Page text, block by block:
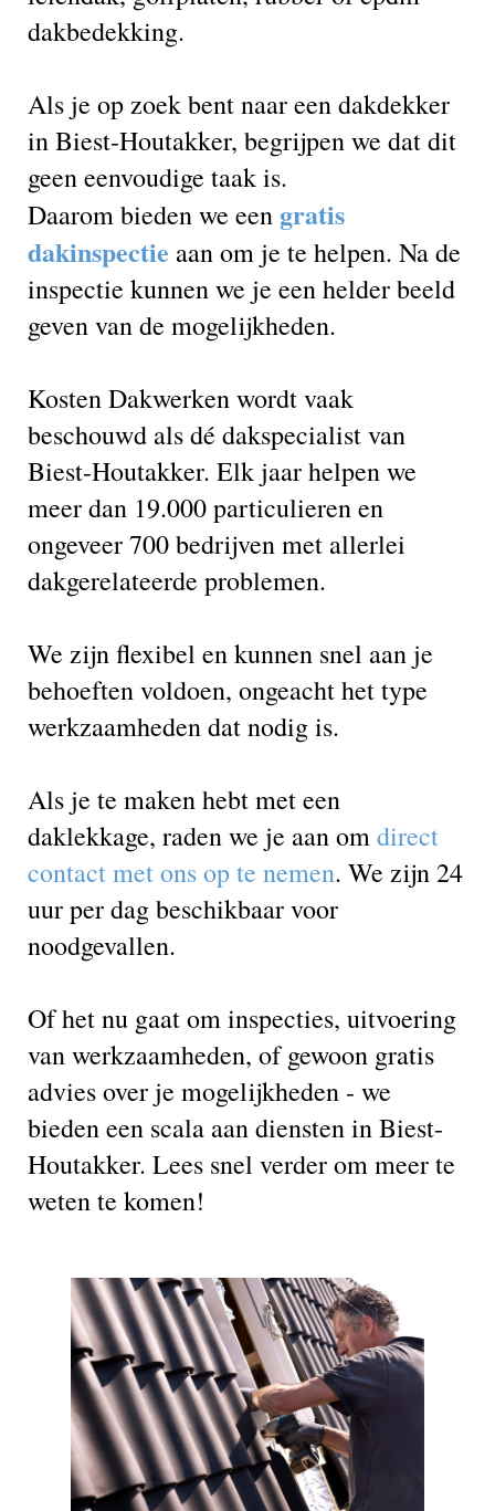
dakbedekking.
Als je op zoek bent naar een dakdekker
in Biest-Houtakker, begrijpen we dat dit
geen eenvoudige taak is.
Daarom bieden we een gratis
dakinspectie aan om je te helpen. Na de
inspectie kunnen we je een helder beeld
geven van de mogelijkheden.
Kosten Dakwerken wordt vaak
beschouwd als dé dakspecialist van
Biest-Houtakker. Elk jaar helpen we
meer dan 19.000 particulieren en
ongeveer 700 bedrijven met allerlei
dakgerelateerde problemen.
We zijn flexibel en kunnen snel aan je
behoeften voldoen, ongeacht het type
werkzaamheden dat nodig is.
Als je te maken hebt met een
daklekkage, raden we je aan omdirect
contact met ons op te nemen. We zijn 24
uur per dag beschikbaar voor
noodgevallen.
Of het nu gaat om inspecties, uitvoering
van werkzaamheden, of gewoon gratis
advies over je mogelijkheden - we
bieden een scala aan diensten in Biest-
Houtakker. Lees snel verder om meer te
weten te komen!